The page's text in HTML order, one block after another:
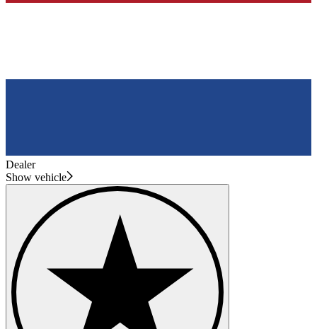
Dealer
Show vehicle